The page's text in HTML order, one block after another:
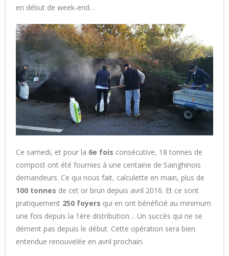
en début de week-end…
Ce samedi, et pour la 6e fois consécutive, 18 tonnes de
compost ont été fournies à une centaine de Sainghinois
demandeurs. Ce qui nous fait, calculette en main, plus de
100 tonnes de cet or brun depuis avril 2016. Et ce sont
pratiquement 250 foyers qui en ont bénéficié au minimum
une fois depuis la 1ère distribution… Un succès qui ne se
dément pas depuis le début. Cette opération sera bien
entendue renouvelée en avril prochain.